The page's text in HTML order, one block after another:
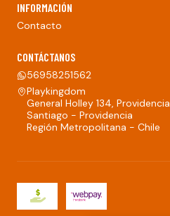
INFORMACIÓN
Contacto
CONTÁCTANOS
56958251562
Playkingdom
General Holley 134, Providencia
Santiago - Providencia
Región Metropolitana - Chile